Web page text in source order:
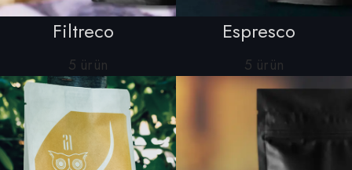
Filtreco
5 ürün
Espresco
5 ürün